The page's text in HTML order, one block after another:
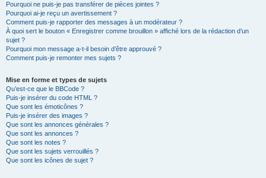
Pourquoi ne puis-je pas transférer de pièces jointes ?
Pourquoi ai-je reçu un avertissement ?
Comment puis-je rapporter des messages à un modérateur ?
À quoi sert le bouton « Enregistrer comme brouillon » affiché lors de la rédaction d’un
sujet ?
Pourquoi mon message a-t-il besoin d’être approuvé ?
Comment puis-je remonter mes sujets ?
Mise en forme et types de sujets
Qu’est-ce que le BBCode ?
Puis-je insérer du code HTML ?
Que sont les émoticônes ?
Puis-je insérer des images ?
Que sont les annonces générales ?
Que sont les annonces ?
Que sont les notes ?
Que sont les sujets verrouillés ?
Que sont les icônes de sujet ?